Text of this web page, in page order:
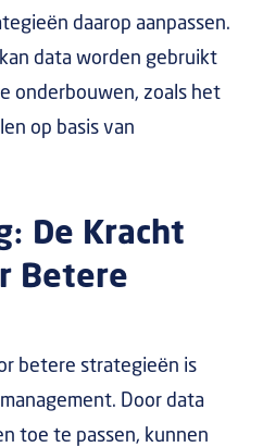
daarop aanpassen.
data worden gebruikt
onderbouwen, zoals het
op basis van
De Kracht
Betere
betere strategieën is
Door data
toe te passen, kunnen